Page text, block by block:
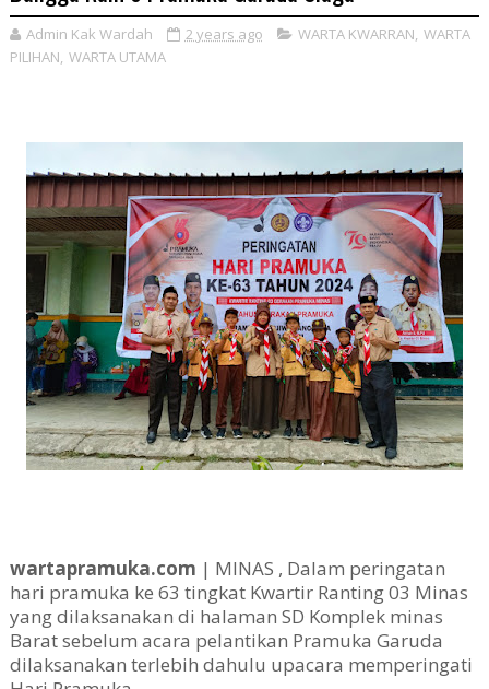
Admin Kak Wardah 2 years ago WARTA KWARRAN, WARTA
PILIHAN, WARTA UTAMA
wartapramuka.com | MINAS , Dalam peringatan
hari pramuka ke 63 tingkat Kwartir Ranting 03 Minas
yang dilaksanakan di halaman SD Komplek minas
Barat sebelum acara pelantikan Pramuka Garuda
dilaksanakan terlebih dahulu upacara memperingati